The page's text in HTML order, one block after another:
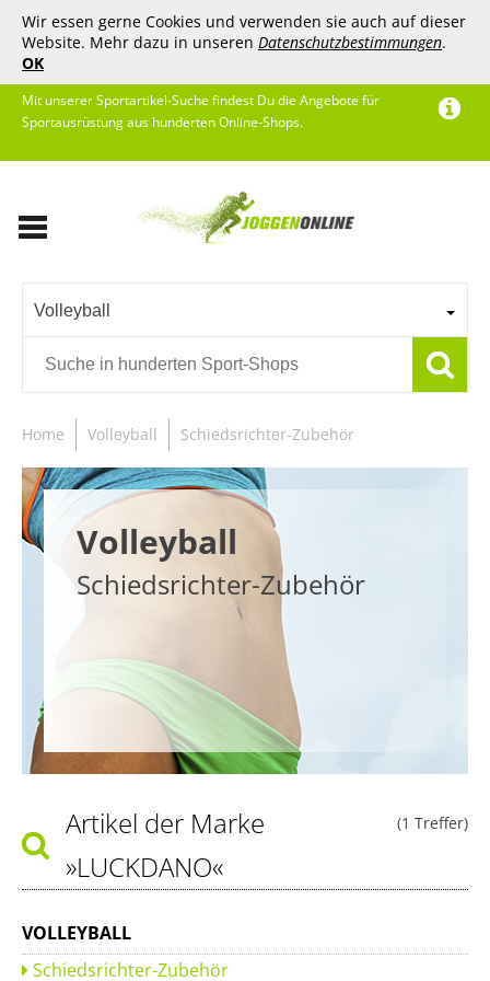
Wir essen gerne Cookies und verwenden sie auch auf dieser
Website. Mehr dazu in unseren Datenschutzbestimmungen.
OK
Mit unserer Sportartikel-Suche findest Du die Angebote für
Sportausrüstung aus hunderten Online-Shops.
Volleyball
Home Volleyball Schiedsrichter-Zubehör
Volleyball
Schiedsrichter-Zubehör
(1 Treffer)
Artikel der Marke
»LUCKDANO«
VOLLEYBALL
Schiedsrichter-Zubehör